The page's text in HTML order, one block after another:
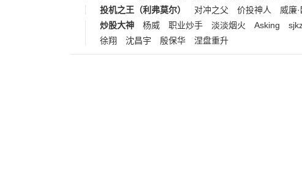
投机之王（利弗莫尔）
对冲之父 价投神人 威廉
炒股大神
杨威 职业炒手 淡淡烟火 Asking
徐翔
沈昌宇 殷保华 涅盘重升